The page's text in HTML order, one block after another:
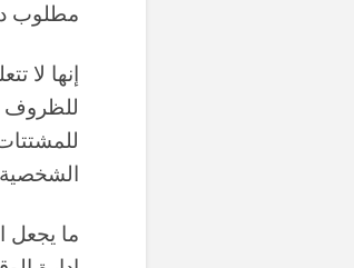
مطلوب
إنها لا
للظروف
ما يجعل